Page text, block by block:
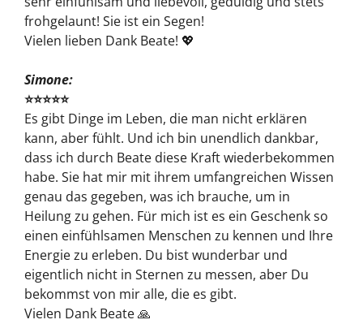
frohgelaunt! Sie ist ein Segen!
Vielen lieben Dank Beate! 💖
Simone:
⭐⭐⭐⭐⭐
Es gibt Dinge im Leben, die man nicht erklären
kann, aber fühlt. Und ich bin unendlich dankbar,
dass ich durch Beate diese Kraft wiederbekommen
habe. Sie hat mir mit ihrem umfangreichen Wissen
genau das gegeben, was ich brauche, um in
Heilung zu gehen. Für mich ist es ein Geschenk so
einen einfühlsamen Menschen zu kennen und Ihre
Energie zu erleben. Du bist wunderbar und
eigentlich nicht in Sternen zu messen, aber Du
bekommst von mir alle, die es gibt.
Vielen Dank Beate 🙏